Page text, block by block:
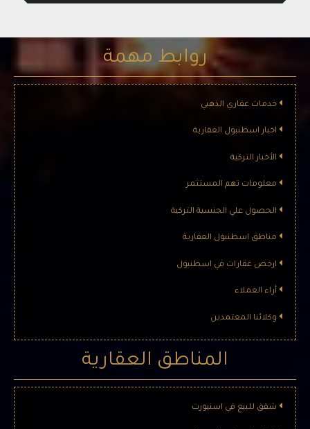
روابط مهمة
خدمات عقاري الذهبي
اخبار اسطنبول العقارية
الأخبار التركية
معلومات تهم المستثمر
الحصول علي الجنسية التركية
مناطق اسطنبول العقارية
ارخص عقارات في اسطنبول
أراء العملاء
وكلائنا المعتمدين
المناطق العقارية
شقق للبيع في اسنيورت